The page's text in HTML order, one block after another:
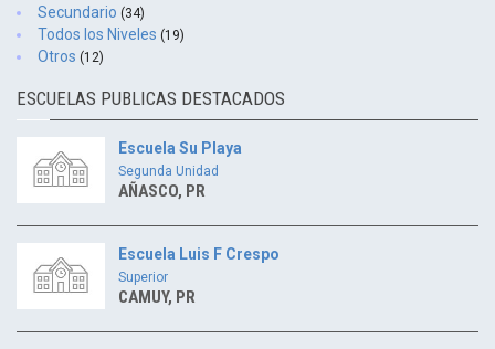
Secundario (34)
Todos los Niveles (19)
Otros (12)
ESCUELAS PUBLICAS DESTACADOS
Escuela Su Playa
Segunda Unidad
AÑASCO, PR
Escuela Luis F Crespo
Superior
CAMUY, PR